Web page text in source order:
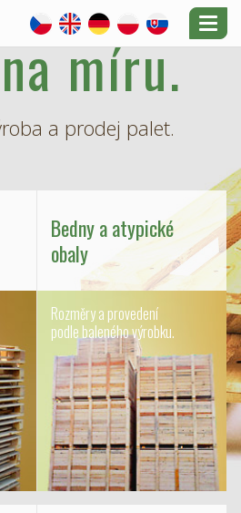
míru.
a prodej palet.
Bedny a atypické
obaly
Rozměry a provedení
podle baleného výrobku.